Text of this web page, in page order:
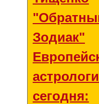
Зодиак"
сегодня: